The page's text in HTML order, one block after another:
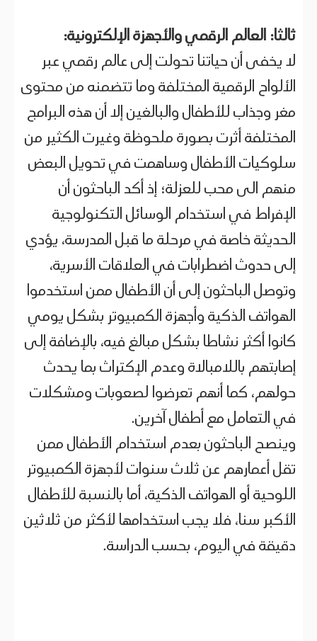
ثالثا: العالم الرقمي والأجهزة الإلكترونية:
لا يخفى أن حياتنا تحولت إلى عالم رقمي عبر
الألواح الرقمية المختلفة وما تتضمنه من محتوى
مغر وجذاب للأطفال والبالغين إلا أن هذه البرامج
المختلفة أثرت بصورة ملحوظة وغيرت الكثير من
سلوكيات الأطفال وساهمت في تحويل البعض
منهم الى محب للعزلة؛ إذ أكد الباحثون أن
الإفراط في استخدام الوسائل التكنولوجية
الحديثة خاصة في مرحلة ما قبل المدرسة، يؤدي
إلى حدوث اضطرابات في العلاقات الأسرية،
وتوصل الباحثون إلى أن الأطفال ممن استخدموا
الهواتف الذكية وأجهزة الكمبيوتر بشكل يومي
كانوا أكثر نشاطا بشكل مبالغ فيه، بالإضافة إلى
إصابتهم باللامبالاة وعدم الإكتراث بما يحدث
حولهم، كما أنهم تعرضوا لصعوبات ومشكلات
في التعامل مع أطفال آخرين.
وينصح الباحثون بعدم استخدام الأطفال ممن
تقل أعمارهم عن ثلاث سنوات لأجهزة الكمبيوتر
اللوحية أو الهواتف الذكية، أما بالنسبة للأطفال
الأكبر سنا، فلا يجب استخدامها لأكثر من ثلاثين
دقيقة في اليوم، بحسب الدراسة.